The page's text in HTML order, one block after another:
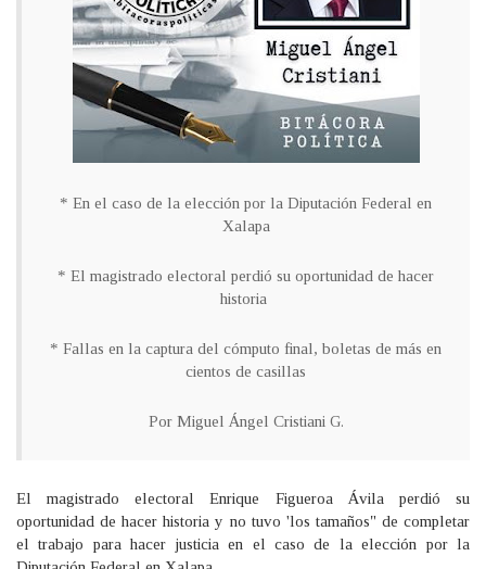
* En el caso de la elección por la Diputación Federal en
Xalapa
* El magistrado electoral perdió su oportunidad de hacer
historia
* Fallas en la captura del cómputo final, boletas de más en
cientos de casillas
Por Miguel Ángel Cristiani G.
El magistrado electoral Enrique Figueroa Ávila perdió su
oportunidad de hacer historia y no tuvo 'los tamaños" de completar
el trabajo para hacer justicia en el caso de la elección por la